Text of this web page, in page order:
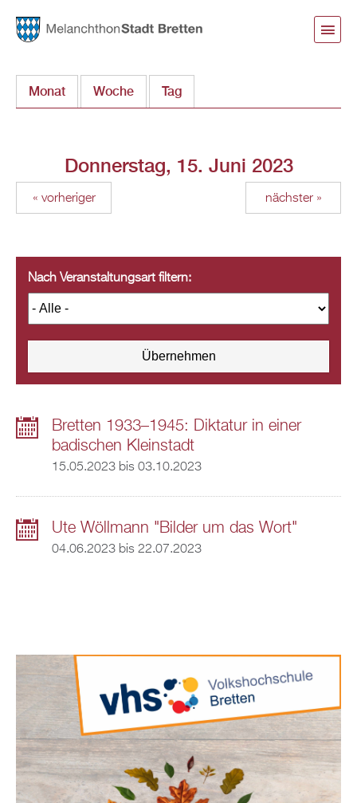
Monat Woche Tag
Donnerstag, 15. Juni 2023
« vorheriger nächster »
Nach Veranstaltungsart filtern:
Bretten 1933–1945: Diktatur in einer
badischen Kleinstadt
15.05.2023bis 03.10.2023
Ute Wöllmann "Bilder um das Wort"
04.06.2023bis 22.07.2023